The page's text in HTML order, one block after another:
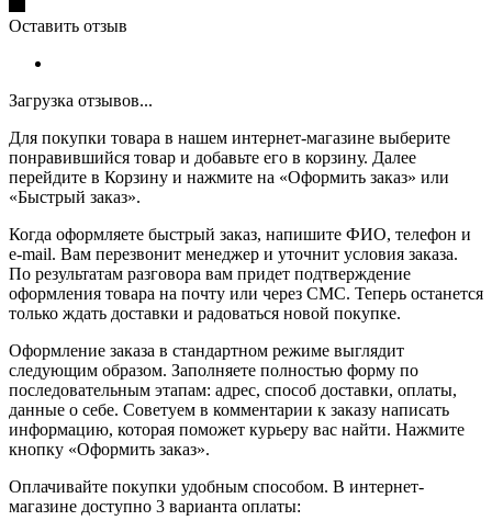
Оставить отзыв
Загрузка отзывов...
Для покупки товара в нашем интернет-магазине выберите
понравившийся товар и добавьте его в корзину. Далее
перейдите в Корзину и нажмите на «Оформить заказ» или
«Быстрый заказ».
Когда оформляете быстрый заказ, напишите ФИО, телефон и
e-mail. Вам перезвонит менеджер и уточнит условия заказа.
По результатам разговора вам придет подтверждение
оформления товара на почту или через СМС. Теперь останется
только ждать доставки и радоваться новой покупке.
Оформление заказа в стандартном режиме выглядит
следующим образом. Заполняете полностью форму по
последовательным этапам: адрес, способ доставки, оплаты,
данные о себе. Советуем в комментарии к заказу написать
информацию, которая поможет курьеру вас найти. Нажмите
кнопку «Оформить заказ».
Оплачивайте покупки удобным способом. В интернет-
магазине доступно 3 варианта оплаты: